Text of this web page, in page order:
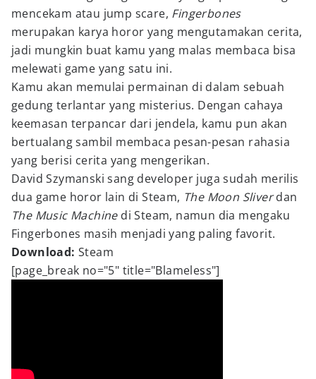
mencekam atau jump scare, Fingerbones
merupakan karya horor yang mengutamakan cerita,
jadi mungkin buat kamu yang malas membaca bisa
melewati game yang satu ini.
Kamu akan memulai permainan di dalam sebuah
gedung terlantar yang misterius. Dengan cahaya
keemasan terpancar dari jendela, kamu pun akan
bertualang sambil membaca pesan-pesan rahasia
yang berisi cerita yang mengerikan.
David Szymanski sang developer juga sudah merilis
dua game horor lain di Steam, The Moon Sliverdan
The Music Machine di Steam, namun dia mengaku
Fingerbones masih menjadi yang paling favorit.
Download: Steam
[page_break no="5" title="Blameless"]